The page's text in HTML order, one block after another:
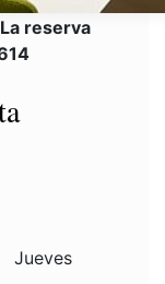
La reserva
Jueves